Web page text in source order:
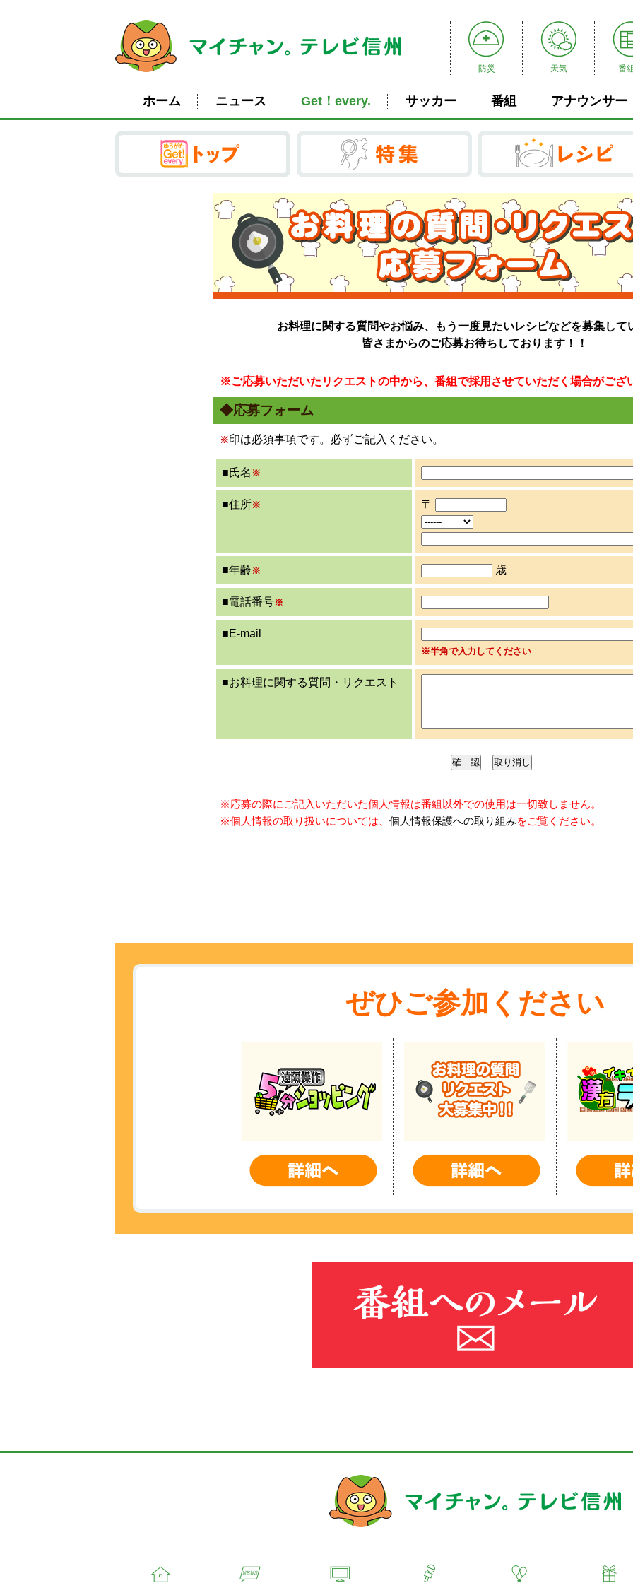
防災 天気 番
ホーム ニュース Get！every. サッカー 番組 アナウンサー
お料理に関する質問やお悩み、もう一度見たいレシピなどを募集して
皆さまからのご応募お待ちしております！！
※ご応募いただいたリクエストの中から、番組で採用させていただく場合がござ
◆応募フォーム
※印は必須事項です。必ずご記入ください。
■氏名 ※
■住所※ 〒
■年齢 ※ 歳
■電話番号※
■E-mail
※半角で入力してください
■お料理に関する質問・リクエスト
※応募の際にご記入いただいた個人情報は番組以外での使用は一切致しません。
※個人情報の取り扱いについては、 個人情報保護への取り組みをご覧ください。
ぜひご参加ください